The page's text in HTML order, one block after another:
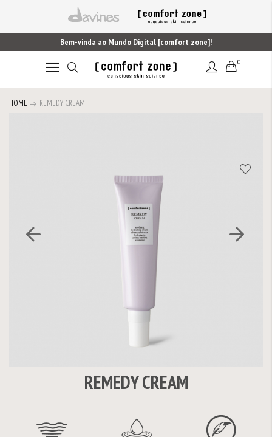
Bem-vinda ao Mundo Digital [comfort zone]!
Alternar
0
HOME REMEDY CREAM
REMEDY CREAM